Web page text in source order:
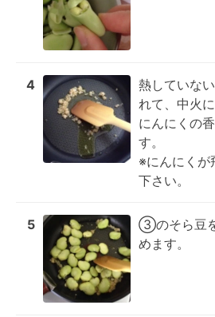
4
熱していな
れて、中火に
にんにくの
す。
※にんにくが
下さい。
5
③のそら豆
めます。